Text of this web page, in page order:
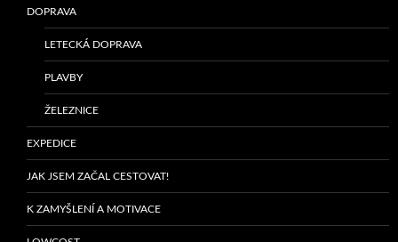
DOPRAVA
LETECKÁ DOPRAVA
PLAVBY
ŽELEZNICE
EXPEDICE
JAK JSEM ZAČAL CESTOVAT!
K ZAMYŠLENÍ A MOTIVACE